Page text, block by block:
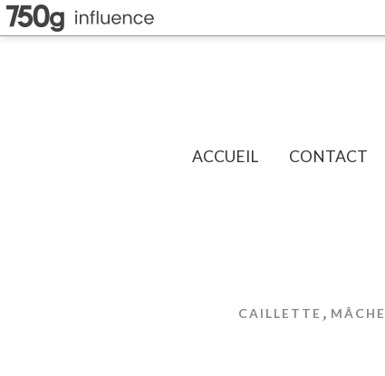
ACCUEIL CONTACT
CAILLETTE , MÂCHE